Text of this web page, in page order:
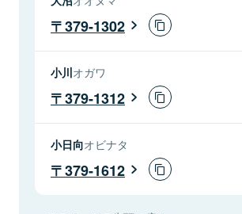
379-1302
小川オガワ
379-1312
小日向オビナタ
379-1612